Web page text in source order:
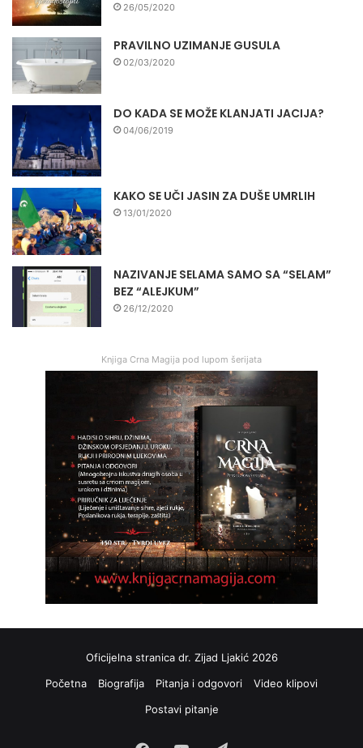
26/05/2020
PRAVILNO UZIMANJE GUSULA
02/03/2020
DO KADA SE MOŽE KLANJATI JACIJA?
04/06/2019
KAKO SE UČI JASIN ZA DUŠE UMRLIH
13/01/2020
NAZIVANJE SELAMA SAMO SA “SELAM”
BEZ “ALEJKUM”
26/12/2020
Knjiga Crna Magija pod lupom šerijata
Oficijelna stranica dr. Zijad Ljakić 2026
Početna
Biografija Pitanja i odgovori
Video klipovi
Postavi pitanje